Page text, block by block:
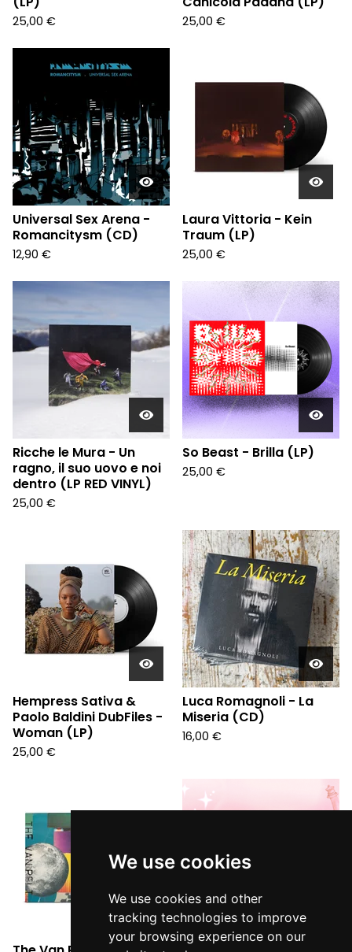
We use cookies
We use cookies and other
tracking technologies to improve
your browsing experience on our
25,00 € 25,00 €
Universal Sex Arena -
Romancitysm (CD)
12,90 €
Laura Vittoria - Kein
Traum (LP)
25,00 €
Ricche le Mura - Un
ragno, il suo uovo e noi
dentro (LP RED VINYL)
25,00 €
So Beast - Brilla (LP)
25,00 €
Hempress Sativa &
Paolo Baldini DubFiles -
Woman (LP)
25,00 €
Luca Romagnoli - La
Miseria (CD)
16,00 €